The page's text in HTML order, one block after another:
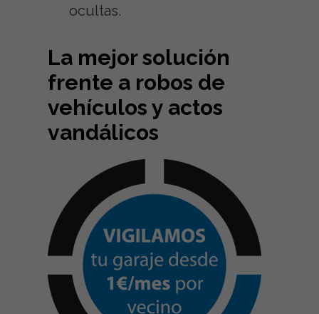
ocultas.
La mejor solución
frente a robos de
vehículos y actos
vandálicos